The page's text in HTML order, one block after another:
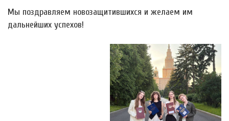
Мы поздравляем новозащитившихся и желаем им
дальнейших успехов!